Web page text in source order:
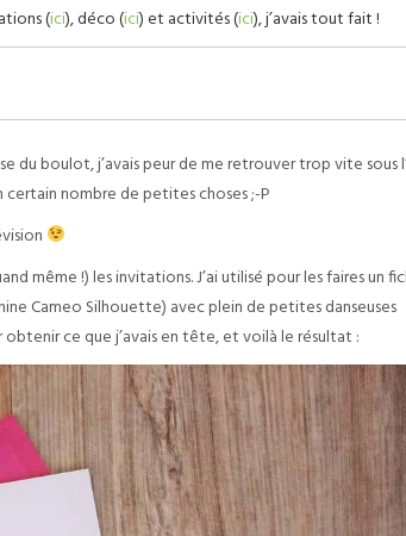
(ici), déco (ici) et activités (ici), j’avais tout fait !
du boulot, j’avais peur de me retrouver trop vite sous
certain nombre de petites choses ;-P
même !) les invitations. J’ai utilisé pour les faires un
Cameo Silhouette) avec plein de petites danseuses
ce que j’avais en tête, et voilà le résultat :